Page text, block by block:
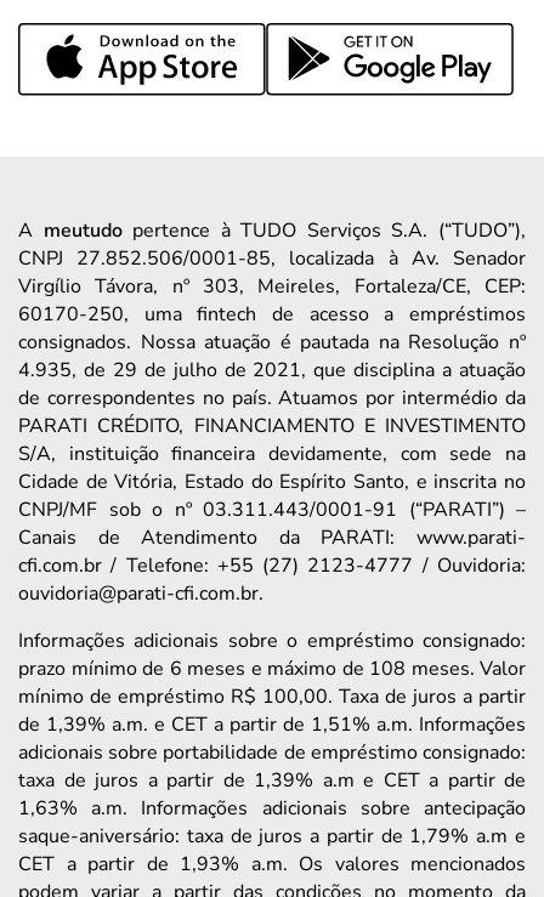
A meutudopertence à TUDO Serviços S.A. (“TUDO”),
CNPJ 27.852.506/0001-85, localizada à Av. Senador
Virgílio Távora, nº 303, Meireles, Fortaleza/CE, CEP:
60170-250, uma fintech de acesso a empréstimos
consignados. Nossa atuação é pautada na Resolução nº
4.935, de 29 de julho de 2021, que disciplina a atuação
de correspondentes no país. Atuamos por intermédio da
PARATI CRÉDITO, FINANCIAMENTO E INVESTIMENTO
S/A, instituição financeira devidamente, com sede na
Cidade de Vitória, Estado do Espírito Santo, e inscrita no
CNPJ/MF sob o nº 03.311.443/0001-91 (“PARATI”) –
Canais de Atendimento da PARATI: www.parati-
cfi.com.br / Telefone: +55 (27) 2123-4777 / Ouvidoria:
ouvidoria@parati-cfi.com.br.
Informações adicionais sobre o empréstimo consignado:
prazo mínimo de 6 meses e máximo de 108 meses. Valor
mínimo de empréstimo R$ 100,00. Taxa de juros a partir
de 1,39% a.m. e CET a partir de 1,51% a.m. Informações
adicionais sobre portabilidade de empréstimo consignado:
taxa de juros a partir de 1,39% a.m e CET a partir de
1,63% a.m. Informações adicionais sobre antecipação
saque-aniversário: taxa de juros a partir de 1,79% a.m e
CET a partir de 1,93% a.m. Os valores mencionados